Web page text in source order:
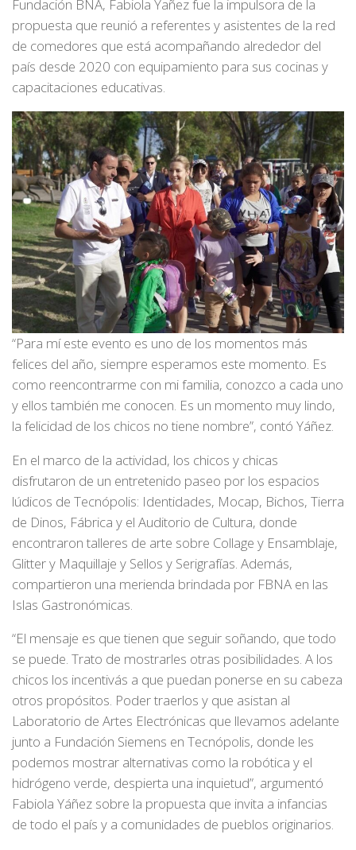
Fundación BNA, Fabiola Yañez fue la impulsora de la
propuesta que reunió a referentes y asistentes de la red
de comedores que está acompañando alrededor del
país desde 2020 con equipamiento para sus cocinas y
capacitaciones educativas.
“Para mí este evento es uno de los momentos más
felices del año, siempre esperamos este momento. Es
como reencontrarme con mi familia, conozco a cada uno
y ellos también me conocen. Es un momento muy lindo,
la felicidad de los chicos no tiene nombre”, contó Yáñez.
En el marco de la actividad, los chicos y chicas
disfrutaron de un entretenido paseo por los espacios
lúdicos de Tecnópolis: Identidades, Mocap, Bichos, Tierra
de Dinos, Fábrica y el Auditorio de Cultura, donde
encontraron talleres de arte sobre Collage y Ensamblaje,
Glitter y Maquillaje y Sellos y Serigrafías. Además,
compartieron una merienda brindada por FBNA en las
Islas Gastronómicas.
“El mensaje es que tienen que seguir soñando, que todo
se puede. Trato de mostrarles otras posibilidades. A los
chicos los incentivás a que puedan ponerse en su cabeza
otros propósitos. Poder traerlos y que asistan al
Laboratorio de Artes Electrónicas que llevamos adelante
junto a Fundación Siemens en Tecnópolis, donde les
podemos mostrar alternativas como la robótica y el
hidrógeno verde, despierta una inquietud”, argumentó
Fabiola Yáñez sobre la propuesta que invita a infancias
de todo el país y a comunidades de pueblos originarios.